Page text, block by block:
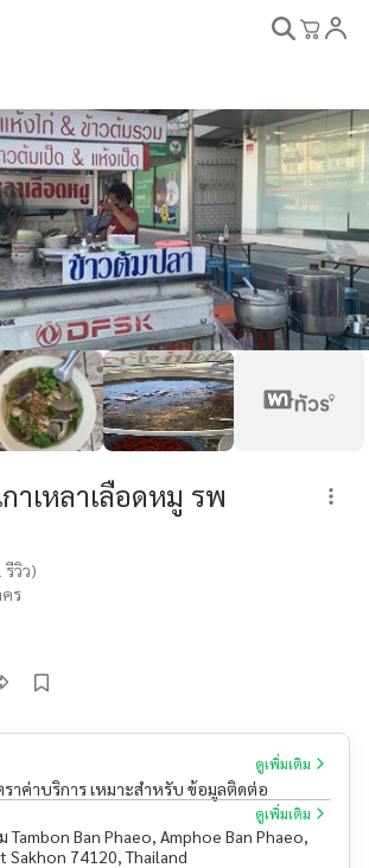
าเหลาเลือดหมู รพ
รีวิว)
ร
ดูเพิ่มเติม
ราค่าบริการ เหมาะสำหรับ ข้อมูลติดต่อ
ดูเพิ่มเติม
Tambon Ban Phaeo, Amphoe Ban Phaeo,
Sakhon 74120, Thailand